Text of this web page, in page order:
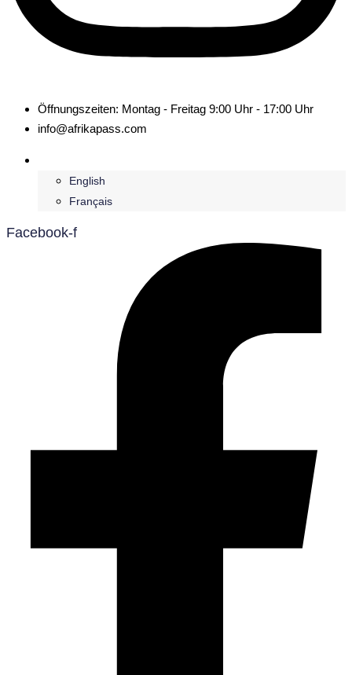
Öffnungszeiten: Montag - Freitag 9:00 Uhr - 17:00 Uhr
info@afrikapass.com
English
Français
Facebook-f